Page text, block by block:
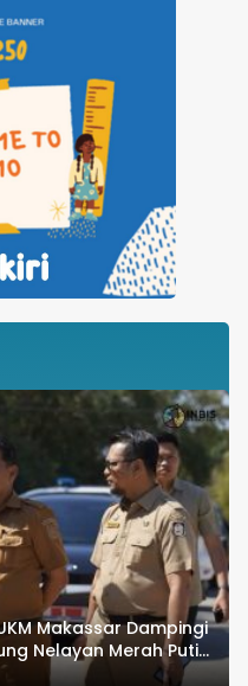
Makassar Dampingi
Nelayan Merah Putih